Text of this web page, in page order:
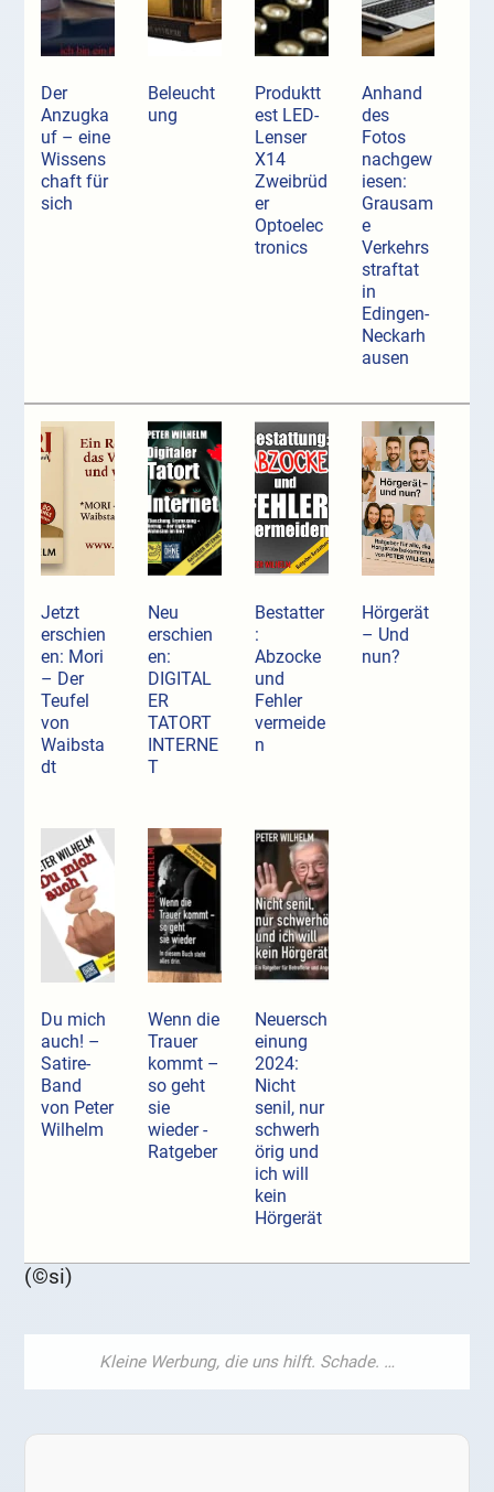
Der
Anzugka
uf ­– eine
Wissens
chaft für
sich
Beleucht
ung
Produktt
est LED-
Lenser
X14
Zweibrüd
er
Optoelec
tronics
Anhand
des
Fotos
nachgew
iesen:
Grausam
e
Verkehrs
straftat
in
Edingen-
Neckarh
ausen
Jetzt
erschien
en: Mori
– Der
Teufel
von
Waibsta
dt
Neu
erschien
en:
DIGITAL
ER
TATORT
INTERNE
T
Bestatter
:
Abzocke
und
Fehler
vermeide
n
Hörgerät
– Und
nun?
Du mich
auch! –
Satire-
Band
von Peter
Wilhelm
Wenn die
Trauer
kommt –
so geht
sie
wieder -
Ratgeber
Neuersch
einung
2024:
Nicht
senil, nur
schwerh
örig und
ich will
kein
Hörgerät
(©si)